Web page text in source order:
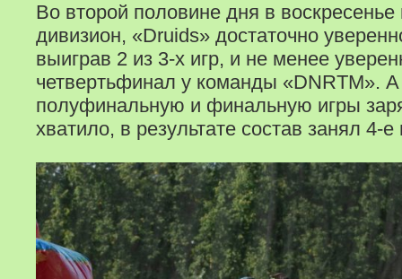
Во второй половине дня в воскресенье
дивизион, «Druids» достаточно
выиграв 2 из 3-х игр, и не менее
четвертьфинал у команды «DNRTM». А
полуфинальную и финальную игры
хватило, в результате состав занял 4-